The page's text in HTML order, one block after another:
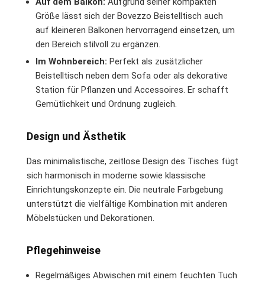
Größe lässt sich der Bovezzo Beistelltisch auch
auf kleineren Balkonen hervorragend einsetzen, um
den Bereich stilvoll zu ergänzen.
Im Wohnbereich: Perfekt als zusätzlicher
Beistelltisch neben dem Sofa oder als dekorative
Station für Pflanzen und Accessoires. Er schafft
Gemütlichkeit und Ordnung zugleich.
Design und Ästhetik
Das minimalistische, zeitlose Design des Tisches fügt
sich harmonisch in moderne sowie klassische
Einrichtungskonzepte ein. Die neutrale Farbgebung
unterstützt die vielfältige Kombination mit anderen
Möbelstücken und Dekorationen.
Pflegehinweise
Regelmäßiges Abwischen mit einem feuchten Tuch